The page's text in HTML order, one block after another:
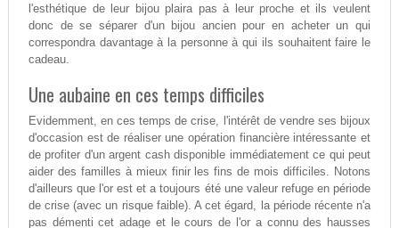
l'esthétique de leur bijou plaira pas à leur proche et ils veulent
donc de se séparer d'un bijou ancien pour en acheter un qui
correspondra davantage à la personne à qui ils souhaitent faire le
cadeau.
Une aubaine en ces temps difficiles
Evidemment, en ces temps de crise, l'intérêt de vendre ses bijoux
d'occasion est de réaliser une opération financière intéressante et
de profiter d'un argent cash disponible immédiatement ce qui peut
aider des familles à mieux finir les fins de mois difficiles. Notons
d'ailleurs que l'or est et a toujours été une valeur refuge en période
de crise (avec un risque faible). A cet égard, la période récente n'a
pas démenti cet adage et le cours de l'or a connu des hausses